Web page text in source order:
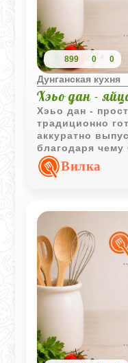
899 0 0
Дунганская кухня
Хэьо дан -
Хэьо дан -
традиционно
аккуратно
благодаря
сворачивается
характерную
Вилка